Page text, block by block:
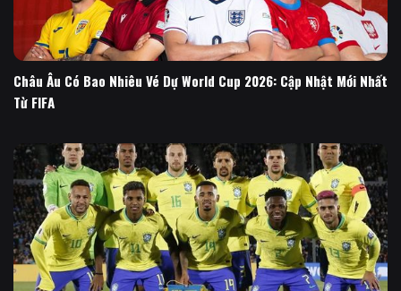
Châu Âu Có Bao Nhiêu Vé Dự World Cup 2026: Cập Nhật Mới Nhất
Từ FIFA